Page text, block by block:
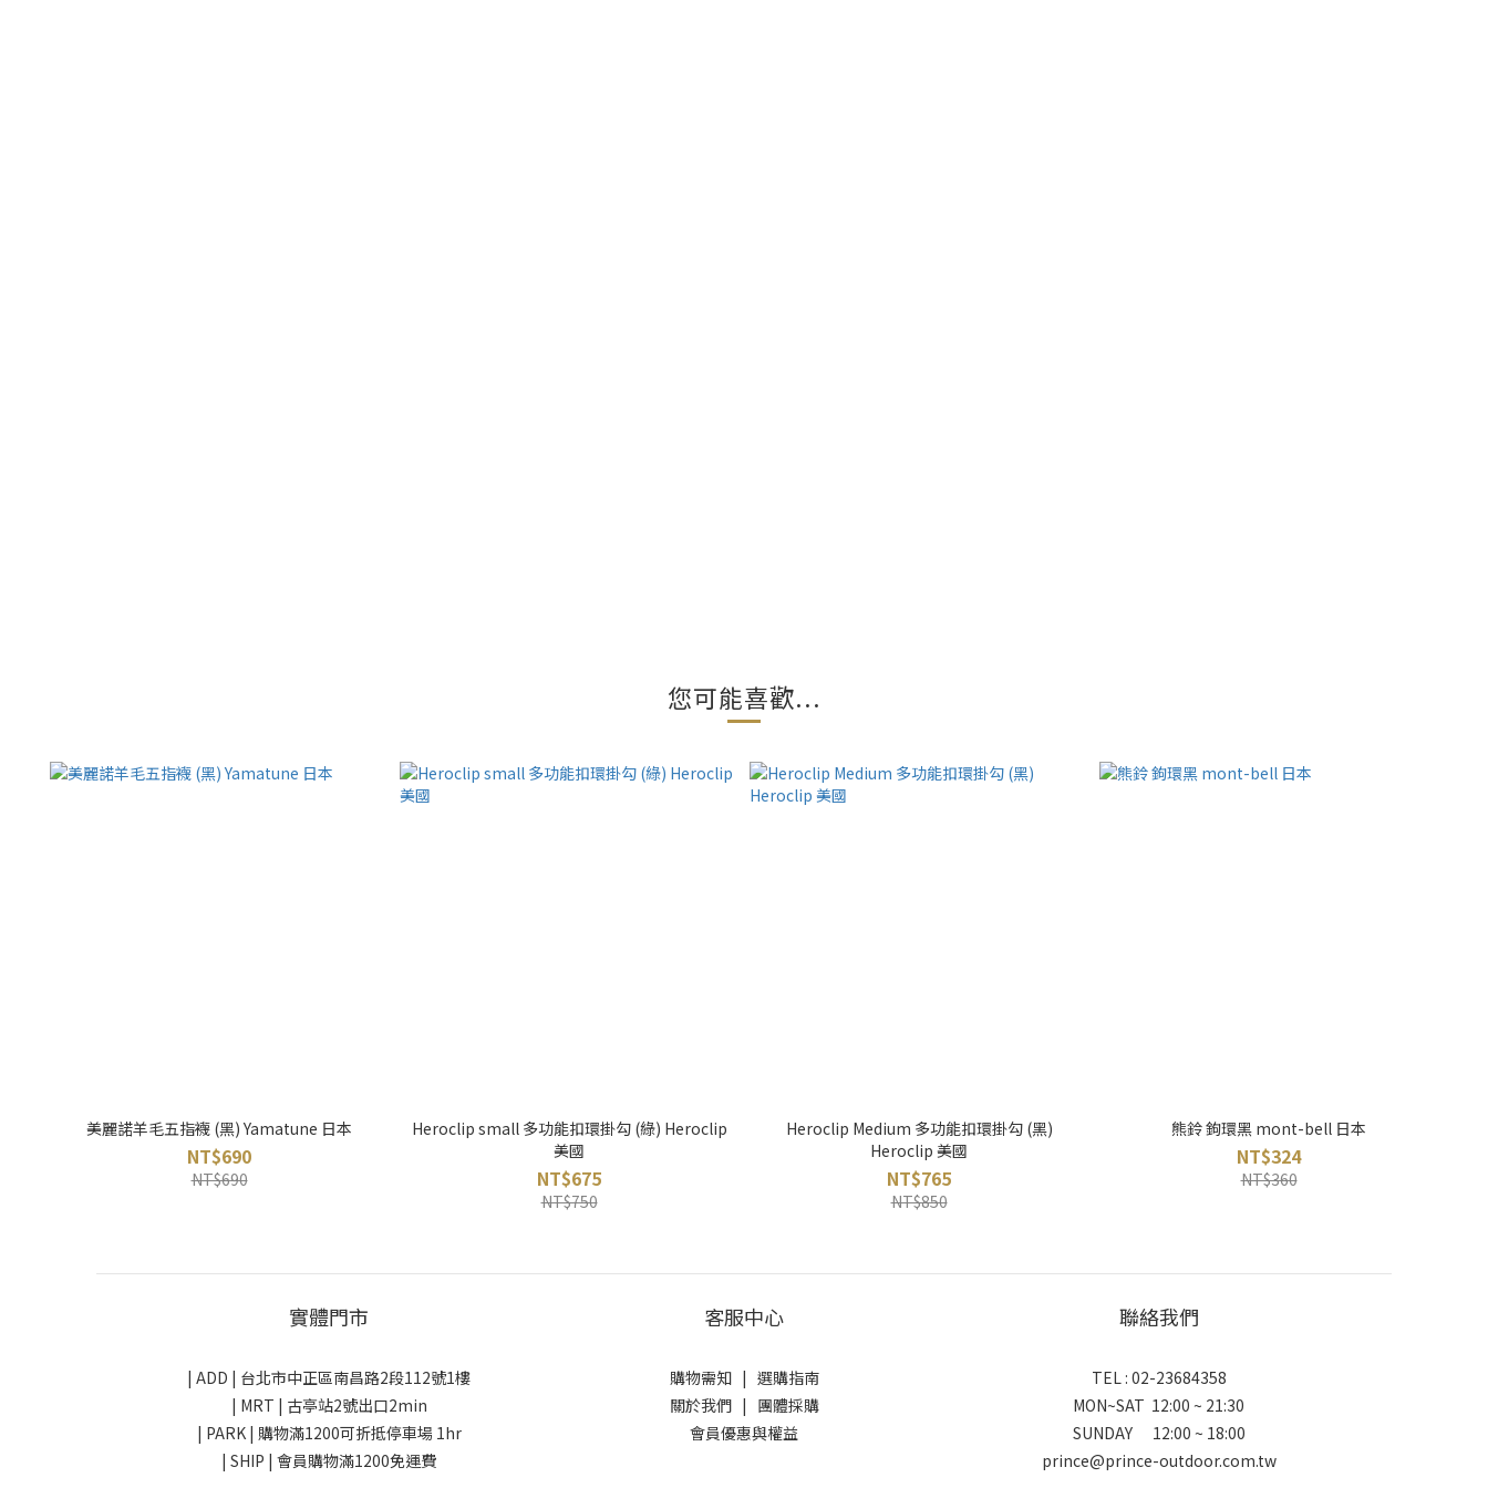
您可能喜歡...
美麗諾羊毛五指襪 (黑) Yamatune 日本
NT$690
NT$690
Heroclip small 多功能扣環掛勾 (綠) Heroclip
美國
NT$675
NT$750
Heroclip Medium 多功能扣環掛勾 (黑)
Heroclip 美國
NT$765
NT$850
熊鈴 鉤環黑 mont-bell 日本
NT$324
NT$360
實體門市
| ADD | 台北市中正區南昌路2段112號1樓
| MRT | 古亭站2號出口2min
| PARK | 購物滿1200可折抵停車場 1hr
| SHIP | 會員購物滿1200免運費
客服中心
購物需知| 選購指南
關於我們| 團體採購
會員優惠與權益
聯絡我們
TEL : 02-23684358
MON~SAT 12:00 ~ 21:30
SUNDAY 12:00 ~ 18:00
prince@prince-outdoor.com.tw